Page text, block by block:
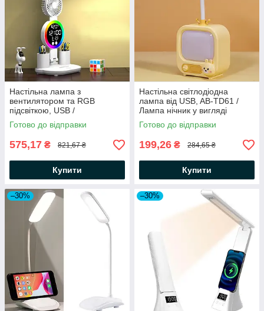
Настільна лампа з
вентилятором та RGB
підсвіткою, USB /
Світлодіодна LED лампа на
акумуляторі
Готово до відправки
575,17 ₴ 821,67 ₴
Купити
Настільна світлодіодна
лампа від USB, AB-TD61 /
Лампа нічник у вигляді
телевізора / Лампа нічник
Готово до відправки
199,26 ₴ 284,65 ₴
Купити
–30% –30%